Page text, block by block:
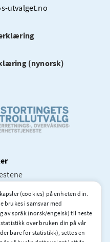
utvalget.no
(nynorsk)
NYG
(cookies) på enheten din.
brukes i samsvar med
av språk (norsk/engelsk) til neste
over bruken din på vår
bare for statistikk), settes en